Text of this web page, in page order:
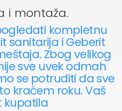
i montaža.
kompletnu
sanitarija i Geberit
Zbog velikog
sve uvek odmah
se potruditi da sve
kraćem roku. Vaš
kupatila